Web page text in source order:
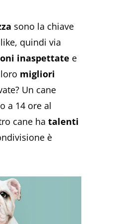
sono la chiave
quindi via
inaspettate e
migliori
Un cane
a 14 ore al
cane hatalenti
è